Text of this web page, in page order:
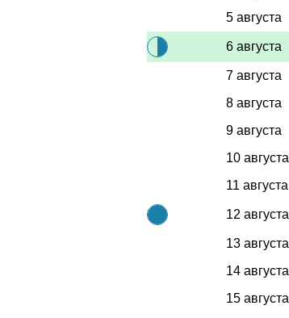
5 августа
6 августа
7 августа
8 августа
9 августа
10 августа
11 августа
12 августа
13 августа
14 августа
15 августа